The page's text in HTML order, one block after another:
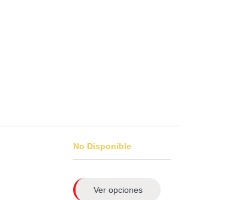
No Disponible
Ver opciones